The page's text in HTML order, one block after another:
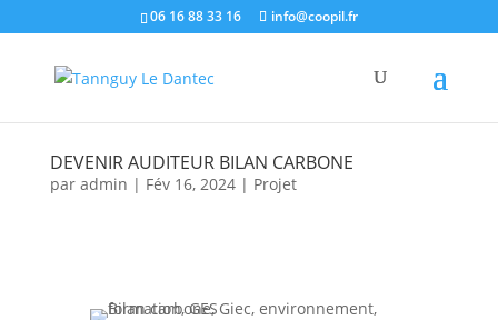
06 16 88 33 16 info@coopil.fr
DEVENIR AUDITEUR BILAN CARBONE
par admin | Fév 16, 2024| Projet